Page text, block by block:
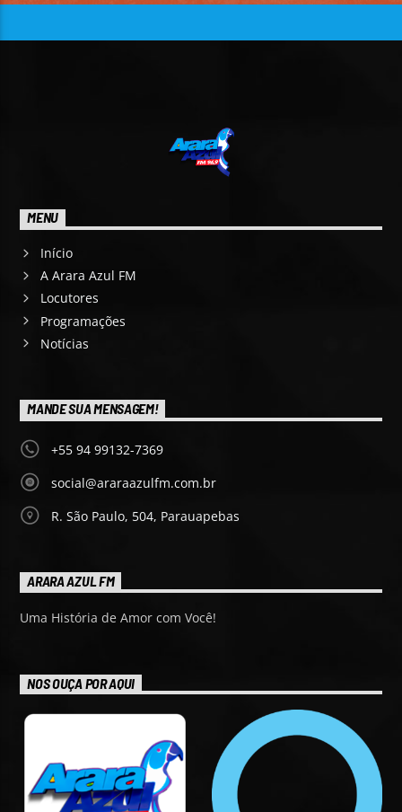
MENU
Início
A Arara Azul FM
Locutores
Programações
Notícias
MANDE SUA MENSAGEM!
+55 94 99132-7369
social@araraazulfm.com.br
R. São Paulo, 504, Parauapebas
ARARA AZUL FM
Uma História de Amor com Você!
NOS OUÇA POR AQUI